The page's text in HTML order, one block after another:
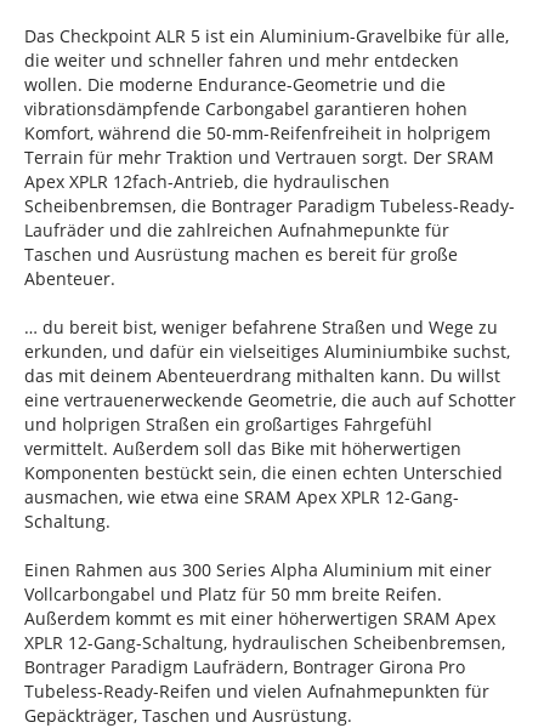
Das Checkpoint ALR 5 ist ein Aluminium-Gravelbike für alle,
die weiter und schneller fahren und mehr entdecken
wollen. Die moderne Endurance-Geometrie und die
vibrationsdämpfende Carbongabel garantieren hohen
Komfort, während die 50-mm-Reifenfreiheit in holprigem
Terrain für mehr Traktion und Vertrauen sorgt. Der SRAM
Apex XPLR 12fach-Antrieb, die hydraulischen
Scheibenbremsen, die Bontrager Paradigm Tubeless-Ready-
Laufräder und die zahlreichen Aufnahmepunkte für
Taschen und Ausrüstung machen es bereit für große
Abenteuer.
… du bereit bist, weniger befahrene Straßen und Wege zu
erkunden, und dafür ein vielseitiges Aluminiumbike suchst,
das mit deinem Abenteuerdrang mithalten kann. Du willst
eine vertrauenerweckende Geometrie, die auch auf Schotter
und holprigen Straßen ein großartiges Fahrgefühl
vermittelt. Außerdem soll das Bike mit höherwertigen
Komponenten bestückt sein, die einen echten Unterschied
ausmachen, wie etwa eine SRAM Apex XPLR 12-Gang-
Schaltung.
Einen Rahmen aus 300 Series Alpha Aluminium mit einer
Vollcarbongabel und Platz für 50 mm breite Reifen.
Außerdem kommt es mit einer höherwertigen SRAM Apex
XPLR 12-Gang-Schaltung, hydraulischen Scheibenbremsen,
Bontrager Paradigm Laufrädern, Bontrager Girona Pro
Tubeless-Ready-Reifen und vielen Aufnahmepunkten für
Gepäckträger, Taschen und Ausrüstung.